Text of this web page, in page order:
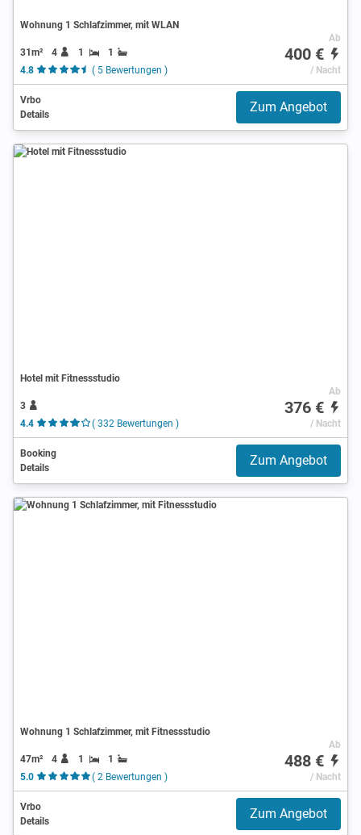
Wohnung 1 Schlafzimmer, mit WLAN
31m² 4 1
1
4.8
( 5 Bewertungen )
Ab
400 €
/ Nacht
Vrbo
Details
Zum Angebot
Hotel mit Fitnessstudio
3
4.4
( 332 Bewertungen )
Ab
376 €
/ Nacht
Booking
Details
Zum Angebot
Wohnung 1 Schlafzimmer, mit Fitnessstudio
47m² 4 1
1
5.0
( 2 Bewertungen )
Ab
488 €
/ Nacht
Vrbo
Details
Zum Angebot